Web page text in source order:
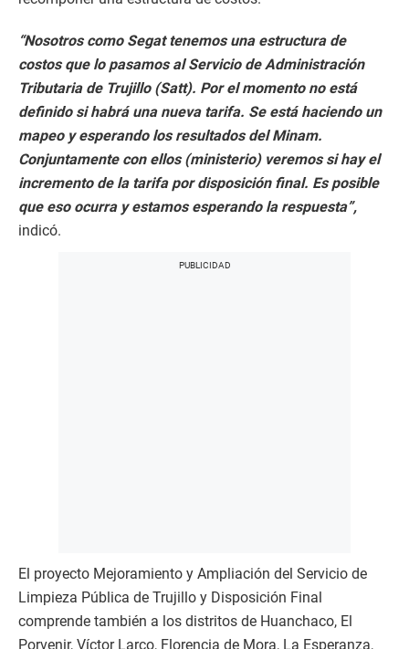
“Nosotros como Segat tenemos una estructura de
costos que lo pasamos al Servicio de Administración
Tributaria de Trujillo (Satt). Por el momento no está
definido si habrá una nueva tarifa. Se está haciendo un
mapeo y esperando los resultados del Minam.
Conjuntamente con ellos (ministerio) veremos si hay el
incremento de la tarifa por disposición final. Es posible
que eso ocurra y estamos esperando la respuesta”,
indicó.
El proyecto Mejoramiento y Ampliación del Servicio de
Limpieza Pública de Trujillo y Disposición Final
comprende también a los distritos de Huanchaco, El
Porvenir, Víctor Larco, Florencia de Mora, La Esperanza,